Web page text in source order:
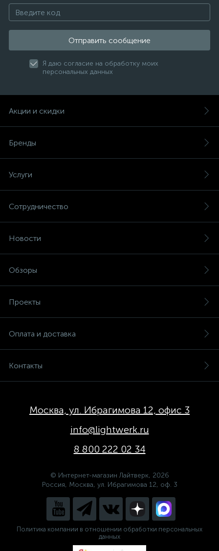
Отправить сообщение
Я даю согласие на обработку моих
персональных данных
Акции и скидки
Бренды
Услуги
Сотрудничество
Новости
Обзоры
Проекты
Оплата и доставка
Контакты
Москва, ул. Ибрагимова 12, офис 3
info@lightwerk.ru
8 800 222 02 34
© Интернет-магазин Лайтверк, 2026
Россия, Москва, ул. Ибрагимова 12, оф. 3
Политика компании в отношении обработки персональных
данных